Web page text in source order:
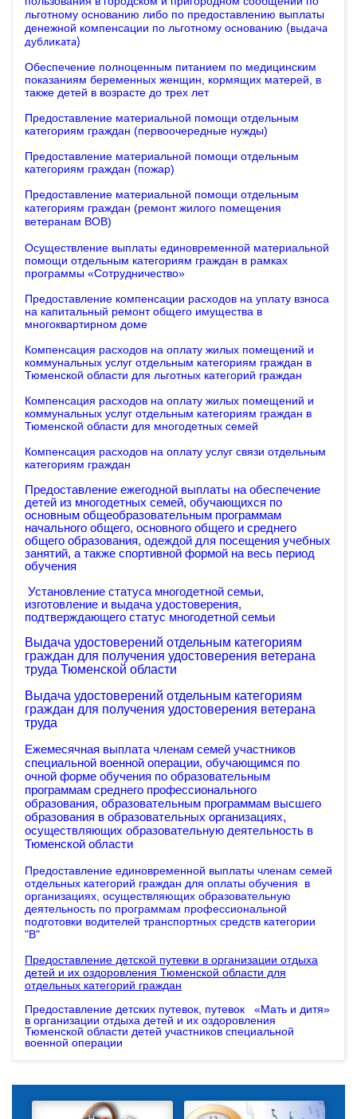
льготному основанию либо по предоставлению выплаты
денежной компенсации по льготному основанию (выдача
дубликата)
Обеспечение полноценным питанием по медицинским
показаниям беременных женщин, кормящих матерей, в
также детей в возрасте до трех лет
Предоставление материальной помощи отдельным
категориям граждан (первоочередные нужды)
Предоставление материальной помощи отдельным
категориям граждан (пожар)
Предоставление материальной помощи отдельным
категориям граждан (ремонт жилого помещения
ветеранам ВОВ)
Осуществление выплаты единовременной материальной
помощи отдельным категориям граждан в рамках
программы «Сотрудничество»
Предоставление компенсации расходов на уплату взноса
на капитальный ремонт общего имущества в
многоквартирном доме
Компенсация расходов на оплату жилых помещений и
коммунальных услуг отдельным категориям граждан в
Тюменской области для льготных категорий граждан
Компенсация расходов на оплату жилых помещений и
коммунальных услуг отдельным категориям граждан в
Тюменской области для многодетных семей
Компенсация расходов на оплату услуг связи отдельным
категориям граждан
Предоставление ежегодной выплаты на обеспечение
детей из многодетных семей, обучающихся по
основным общеобразовательным программам
начального общего, основного общего и среднего
общего образования, одеждой для посещения учебных
занятий, а также спортивной формой на весь период
обучения
Установление статуса многодетной семьи,
изготовление и выдача удостоверения,
подтверждающего статус многодетной семьи
Выдача удостоверений отдельным категориям
граждан для получения удостоверения ветерана
труда Тюменской области
Выдача удостоверений отдельным категориям
граждан для получения удостоверения ветерана
труда
Ежемесячная выплата членам семей участников
специальной военной операции, обучающимся по
очной форме обучения по образовательным
программам среднего профессионального
образования, образовательным программам высшего
образования в образовательных организациях,
осуществляющих образовательную деятельность в
Тюменской области
Предоставление единовременной выплаты членам семей
отдельных категорий граждан для оплаты обучения в
организациях, осуществляющих образовательную
деятельность по программам профессиональной
подготовки водителей транспортных средств категории
"B"
Предоставление детской путевки в организации отдыха
детей и их оздоровления Тюменской области для
отдельных категорий граждан
Предоставление детских путевок, путевок «Мать и дитя»
в организации отдыха детей и их оздоровления
Тюменской области детей участников специальной
военной операции